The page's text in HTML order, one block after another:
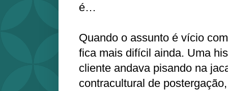
é…
Quando o assunto é vício
fica mais difícil ainda. Uma
cliente andava pisando na
contracultural de